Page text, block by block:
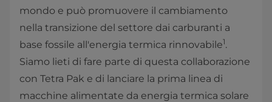
mondo e può promuovere il cambiamento
nella transizione del settore dai carburanti a
base fossile all'energia termica rinnovabile1.
Siamo lieti di fare parte di questa collaborazione
con Tetra Pak e di lanciare la prima linea di
macchine alimentate da energia termica solare